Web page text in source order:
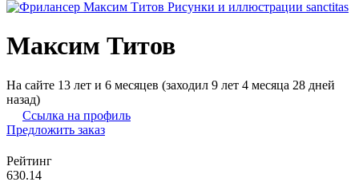
Максим Титов
На сайте 13 лет и 6 месяцев (заходил 9 лет 4 месяца 28 дней
назад)
Ссылка на профиль
Предложить заказ
Рейтинг
630.14